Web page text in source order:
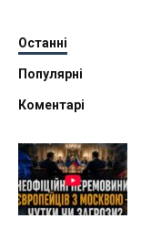
Останні
Популярні
Коментарі